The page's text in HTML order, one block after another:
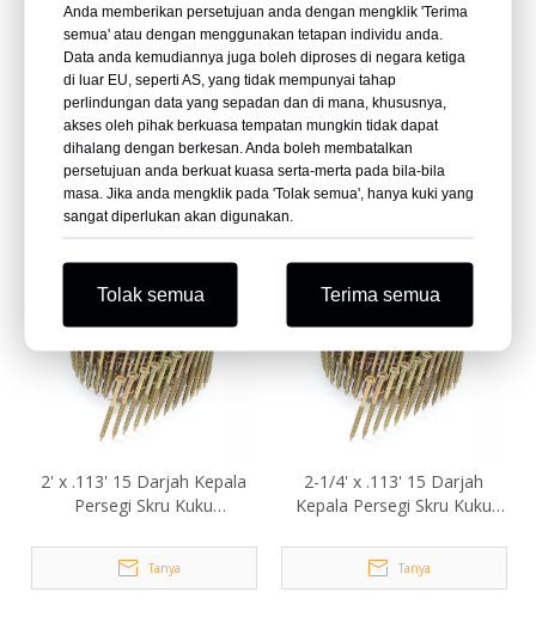
3 Dalam. X .131 Dalam. Skru
Paku Pemacu Kepala Torx
Gegelung Wayar 15 Darjah
Tanya
3.05mm X 65mm Skru Kuku
Gegelung Wayar Kepala
Persegi 15 Darjah
Tanya
2' x .113' 15 Darjah Kepala
Persegi Skru Kuku
Tanya
2-1/4' x .113' 15 Darjah
Kepala Persegi Skru Kuku
Tanya
Anda memberikan persetujuan anda dengan mengklik 'Terima
semua' atau dengan menggunakan tetapan individu anda.
Data anda kemudiannya juga boleh diproses di negara ketiga
di luar EU, seperti AS, yang tidak mempunyai tahap
perlindungan data yang sepadan dan di mana, khususnya,
akses oleh pihak berkuasa tempatan mungkin tidak dapat
dihalang dengan berkesan. Anda boleh membatalkan
persetujuan anda berkuat kuasa serta-merta pada bila-bila
masa. Jika anda mengklik pada 'Tolak semua', hanya kuki yang
sangat diperlukan akan digunakan.
Tolak semua Terima semua